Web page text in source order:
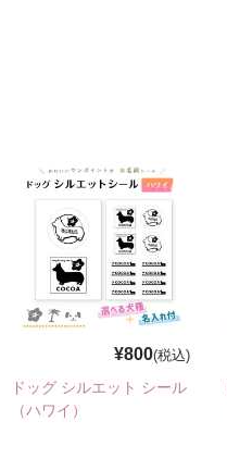
¥800(税込)
ドッグ シルエット シール
（ハワイ）